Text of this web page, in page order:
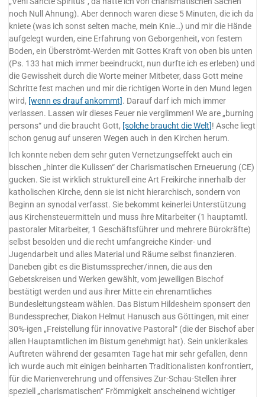
noch Null Ahnung). Aber dennoch waren diese 5 Minuten, die ich da
kniete (was ich sonst selten mache, mein Knie…) und mir die Hände
aufgelegt wurden, eine Erfahrung von Geborgenheit, von festem
Boden, ein Überströmt-Werden mit Gottes Kraft von oben bis unten
(Ps. 133 hat mich immer beeindruckt, nun durfte ich es erleben) und
die Gewissheit durch die Worte meiner Mitbeter, dass Gott meine
Schritte fest machen und mir die richtigen Worte in den Mund legen
wird, [wenn es drauf ankommt]. Darauf darf ich mich immer
verlassen. Lassen wir dieses Feuer nie verglimmen! We are „burning
persons“ und die braucht Gott, [solche braucht die Welt]! Asche liegt
schon genug auf unseren Wegen auch in den Kirchen herum.
Ich konnte neben dem sehr guten Vernetzungseffekt auch ein
bisschen „hinter die Kulissen“ der Charismatischen Erneuerung (CE)
gucken. Sie ist wirklich strukturell eine Art Freikirche innerhalb der
katholischen Kirche, denn sie ist nicht hierarchisch, sondern von
Beginn an synodal verfasst. Sie bekommt keinerlei Unterstützung
aus Kirchensteuermitteln und muss ihre Mitarbeiter (1 hauptamtl.
pastoraler Mitarbeiter, 1 Geschäftsführer und mehrere Bürokräfte)
selbst besolden und die recht umfangreiche Kinder- und
Jugendarbeit und alles Material und Räume selbst finanzieren.
Daneben gibt es die Bistumssprecher/innen, die aus den
Gebetskreisen und Werken gewählt, vom jeweiligen Bischof
bestätigt werden und aus ihrer Mitte ein ehrenamtliches
Bundesleitungsteam wählen. Das Bistum Hildesheim sponsert den
Bundessprecher, Diakon Helmut Hanusch aus Göttingen, mit einer
30%-igen „Freistellung für innovative Pastoral“ (die der Bischof aber
allen Hauptamtlichen im Bistum genehmigt hat). Sein unklerikales
Auftreten während der gesamten Tage hat mir sehr gefallen, denn
ich wurde auch mit einigen beinharten Traditionalisten konfrontiert,
für die Marienverehrung und offensives Zur-Schau-Stellen ihrer
speziell „charismatischen“ Frömmigkeit anscheinend wichtiger